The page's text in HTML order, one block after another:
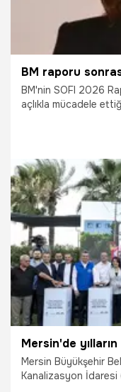
BM'nin SOFI 2026
açlıkla mücadele
Müdürü Nil Tibukoğlu,
modelinin gıda
en etkili
dedi.
6.08.2026 Çalışma
Mersin Büyükşehir
Kanalizasyon İdaresi